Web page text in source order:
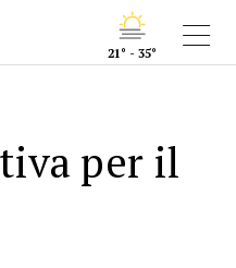
21° - 35°
per il